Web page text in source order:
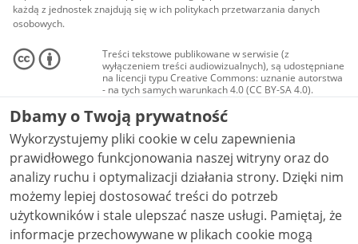
każdą z jednostek znajdują się w ich politykach przetwarzania danych
osobowych.
Treści tekstowe publikowane w serwisie (z
wyłączeniem treści audiowizualnych), są udostępniane
na licencji typu Creative Commons: uznanie autorstwa
- na tych samych warunkach 4.0 (CC BY-SA 4.0).
Materiały audiowizualne, w tym zdjęcia, materiały
audio i wideo, są udostępniane na licencji typu
Creative Commons: uznanie autorstwa użycie
niekomercyjne - bez utworów zależnych 4.0 (CC BY-
NC-ND 4.0), o ile nie jest to stwierdzone inaczej.
Dbamy o Twoją prywatność
Wykorzystujemy pliki cookie w celu zapewnienia
prawidłowego funkcjonowania naszej witryny oraz do
analizy ruchu i optymalizacji działania strony. Dzięki nim
możemy lepiej dostosować treści do potrzeb
użytkowników i stale ulepszać nasze usługi. Pamiętaj, że
informacje przechowywane w plikach cookie mogą